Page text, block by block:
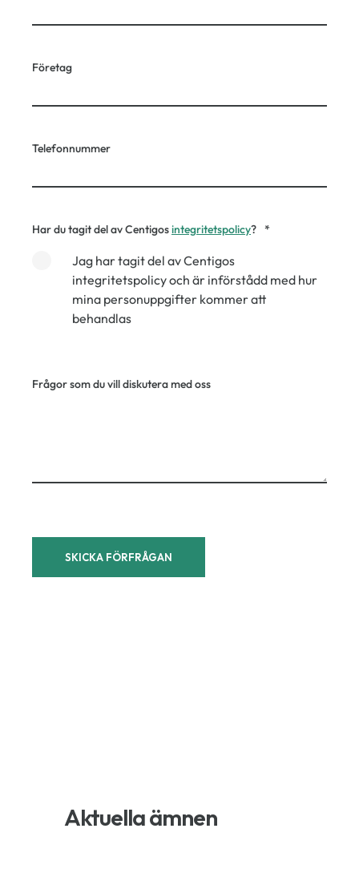
Företag
Telefonnummer
Har du tagit del av Centigosintegritetspolicy? *
Jag har tagit del av Centigos
integritetspolicy och är införstådd med hur
mina personuppgifter kommer att
behandlas
Frågor som du vill diskutera med oss
Aktuella ämnen